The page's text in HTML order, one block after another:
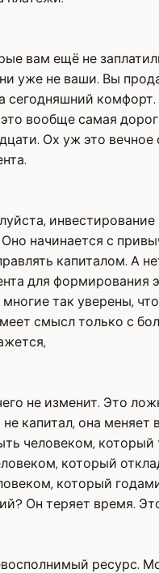
вам ещё не
уже не ваши. Вы
сегодняшний
вообще самая
Ох уж это
инвестирование
начинается с
капиталом. А
для формирования
так уверены, что
смысл только с
не изменит. Это
капитал, она меняет
человеком, который
который
который
Он теряет время.
ресурс.